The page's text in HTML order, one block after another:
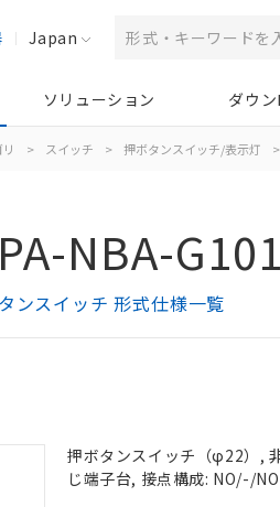
Japan
ソリューション ダウ
> スイッチ > 押ボタンスイッチ/表示灯 >
NBA-
ンスイッチ 形式仕様一覧
押ボタンスイッチ（φ22）,
じ端子台, 接点構成: NO/-/NO